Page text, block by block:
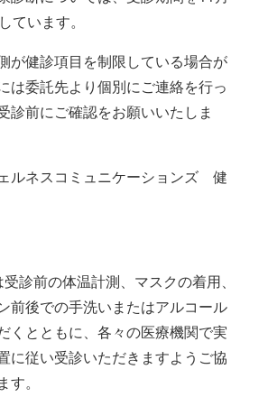
ています。
が健診項目を制限している場合が
は委託先より個別にご連絡を行っ
診前にご確認をお願いいたしま
ルネスコミュニケーションズ 健
診前の体温計測、マスクの着用、
前後での手洗いまたはアルコール
くとともに、各々の医療機関で実
に従い受診いただきますようご協
。